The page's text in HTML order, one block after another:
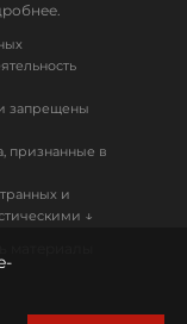
запрещены
признанные в
и
↓